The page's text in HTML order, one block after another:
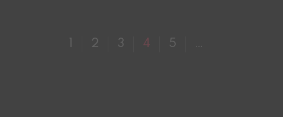
2 3 4 5 …